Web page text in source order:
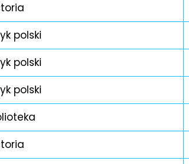
polski
polski
polski